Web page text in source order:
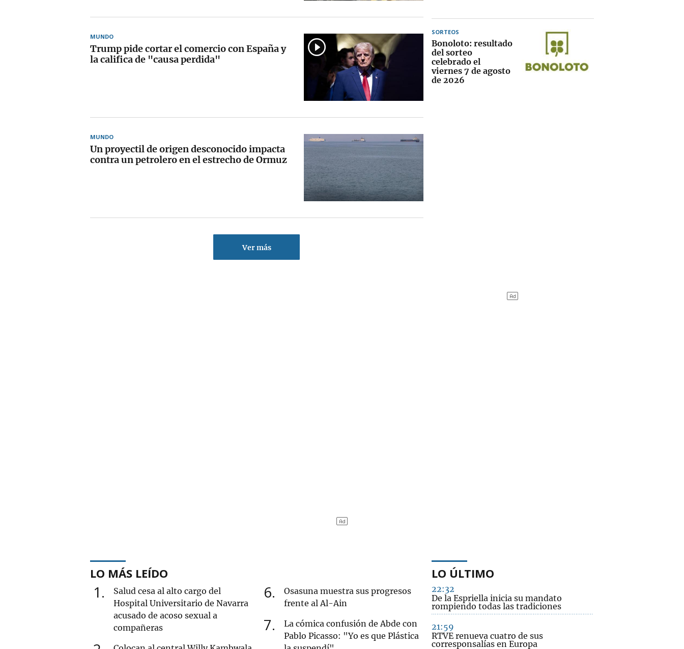
MUNDO
Trump pide cortar el comercio con España y
la califica de "causa perdida"
MUNDO
Un proyectil de origen desconocido impacta
contra un petrolero en el estrecho de Ormuz
Ver más
SORTEOS
Bonoloto: resultado
del sorteo
celebrado el
viernes 7 de agosto
de 2026
LO MÁS LEÍDO
1
Salud cesa al alto cargo del
Hospital Universitario de Navarra
acusado de acoso sexual a
compañeras
6
Osasuna muestra sus progresos
frente al Al-Ain
7
La cómica confusión de Abde con
Pablo Picasso: "Yo es que Plástica
LO ÚLTIMO
22:32
De la Espriella inicia su mandato
rompiendo todas las tradiciones
21:59
RTVE renueva cuatro de sus
corresponsalías en Europa